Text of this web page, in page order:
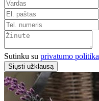
Sutinku su privatumo politika
Siųsti užklausą